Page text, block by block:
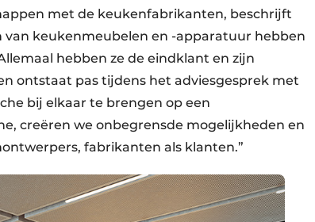
met de keukenfabrikanten, beschrijft
keukenmeubelen en -apparatuur hebben
hebben ze de eindklant en zijn
ontstaat pas tijdens het adviesgesprek met
bij elkaar te brengen op een
creëren we onbegrensde mogelijkheden en
fabrikanten als klanten.”